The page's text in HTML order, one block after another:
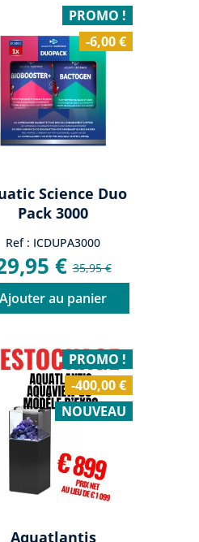
Science Duo
Pack 3000
Ref : ICDUPA3000
€35,95 €
Ajouter au panier
PROMO !
-6,00 €
Aquatlantis
PROMO !
-400,00 €
NOUVEAU